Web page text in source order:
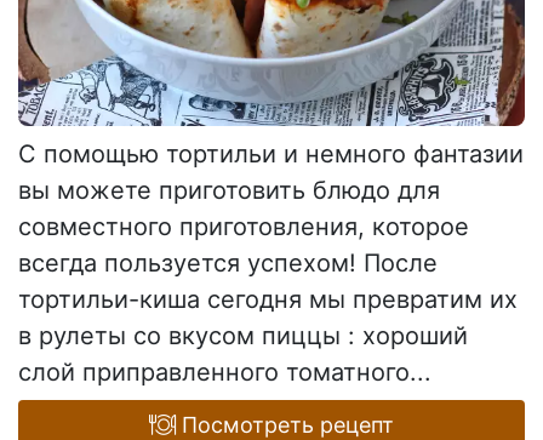
С помощью тортильи и немного фантазии
вы можете приготовить блюдо для
совместного приготовления, которое
всегда пользуется успехом! После
тортильи-киша сегодня мы превратим их
в рулеты со вкусом пиццы : хороший
слой приправленного томатного...
Посмотреть рецепт